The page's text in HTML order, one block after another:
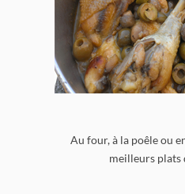
Au four, à la poêle ou
meilleurs